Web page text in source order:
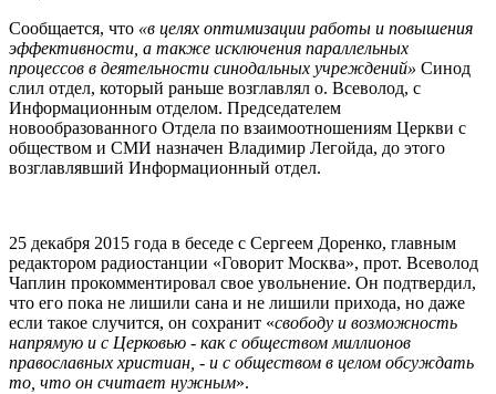
Сообщается, что «в целях оптимизации работы и повышения
эффективности, а также исключения параллельных
процессов в деятельности синодальных учреждений» Синод
слил отдел, который раньше возглавлял о. Всеволод, с
Информационным отделом. Председателем
новообразованного Отдела по взаимоотношениям Церкви с
обществом и СМИ назначен Владимир Легойда, до этого
возглавлявший Информационный отдел.
25 декабря 2015 года в беседе с Сергеем Доренко, главным
редактором радиостанции «Говорит Москва», прот. Всеволод
Чаплин прокомментировал свое увольнение. Он подтвердил,
что его пока не лишили сана и не лишили прихода, но даже
если такое случится, он сохранит «свободу и возможность
напрямую и с Церковью - как c обществом миллионов
православных христиан, - и с обществом в целом обсуждать
то, что он считает нужным».